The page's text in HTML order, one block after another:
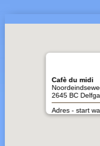
Cafè du midi
2645 BC
Adres - start